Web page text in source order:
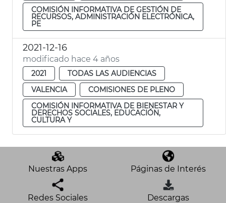
COMISIÓN INFORMATIVA DE GESTIÓN DE
RECURSOS, ADMINISTRACIÓN ELECTRÓNICA,
PE
2021-12-16
modificado hace 4 años
2021
TODAS LAS AUDIENCIAS
VALENCIA
COMISIONES DE PLENO
COMISIÓN INFORMATIVA DE BIENESTAR Y
DERECHOS SOCIALES, EDUCACIÓN,
CULTURA Y
Nuestras Apps Páginas de Interés
Redes Sociales Descargas